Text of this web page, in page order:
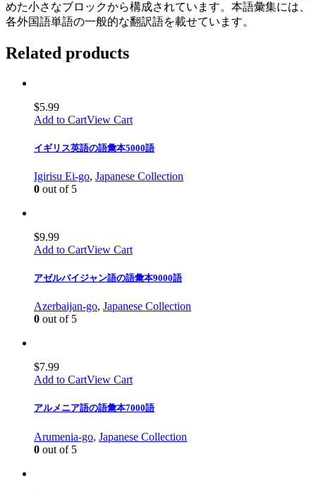
めた小さなブロックから構成されています。本語彙集には、
各外国語単語の一般的な翻訳語を載せています。
Related products
$5.99
Add to CartView Cart
イギリス英語の語彙本5000語
Igirisu Ei-go, Japanese Collection
0 out of 5
$9.99
Add to CartView Cart
アゼルバイジャン語の語彙本9000語
Azerbaijan-go, Japanese Collection
0 out of 5
$7.99
Add to CartView Cart
アルメニア語の語彙本7000語
Arumenia-go, Japanese Collection
0 out of 5